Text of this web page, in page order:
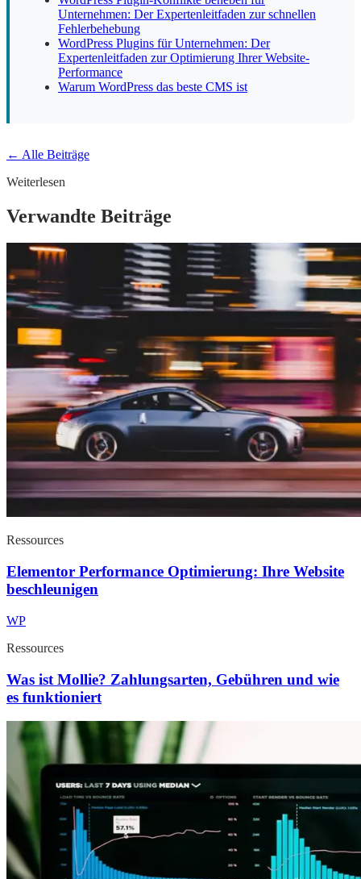
Unternehmen: Der Expertenleitfaden zur schnellen
Fehlerbehebung
WordPress Plugins für Unternehmen: Der
Expertenleitfaden zur Optimierung Ihrer Website-
Performance
Warum WordPress das beste CMS ist
← Alle Beiträge
Weiterlesen
Verwandte Beiträge
Ressources
Elementor Performance Optimierung: Ihre Website
beschleunigen
WP
Ressources
Was ist Mollie? Zahlungsarten, Gebühren und wie
es funktioniert